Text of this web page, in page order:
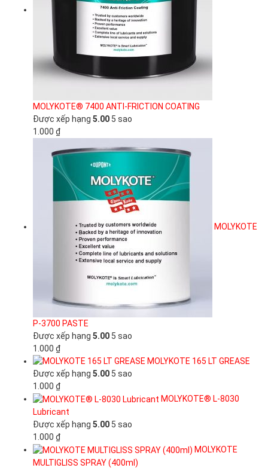
MOLYKOTE® 7400 ANTI-FRICTION COATING
Được xếp hạng 5.00 5 sao
1.000 ₫
MOLYKOTE
P-3700 PASTE
Được xếp hạng 5.00 5 sao
1.000 ₫
MOLYKOTE 165 LT GREASE
Được xếp hạng 5.00 5 sao
1.000 ₫
MOLYKOTE® L-8030
Lubricant
Được xếp hạng 5.00 5 sao
1.000 ₫
MOLYKOTE
MULTIGLISS SPRAY (400ml)